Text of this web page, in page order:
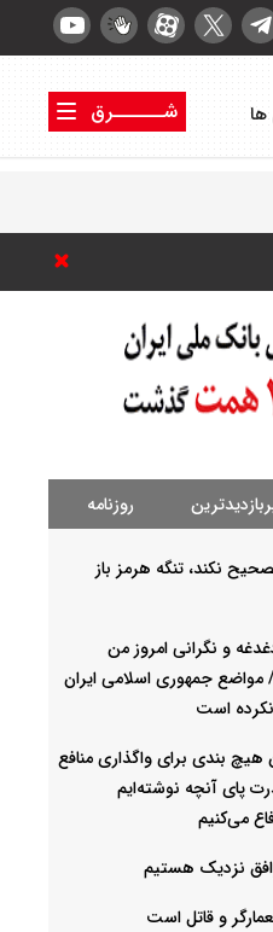
ها
شــــــرق
روزنامه
نکند، تنگه هرمز باز
و نگرانی امروز من
جمهوری اسلامی ایران
نکرده است
هیچ بندی برای واگذاری منافع
پای آنچه نوشته‌ایم
می‌کنیم
نزدیک هستیم
و قاتل است